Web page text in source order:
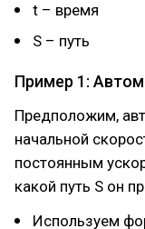
t – время
S – путь
Пример 1:
Предположим,
начальной
постоянным
какой путь S он
Используем